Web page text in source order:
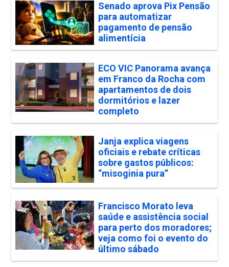
Senado aprova Pix Pensão
para automatizar
pagamento de pensão
alimentícia
ECO VIC Panorama avança
em Franco da Rocha com
apartamentos de dois
dormitórios e lazer
completo
Janja explica viagens
oficiais e rebate críticas
sobre gastos públicos:
“misoginia pura”
Francisco Morato leva
saúde e assistência social
para perto dos moradores;
veja como foi o evento do
último sábado